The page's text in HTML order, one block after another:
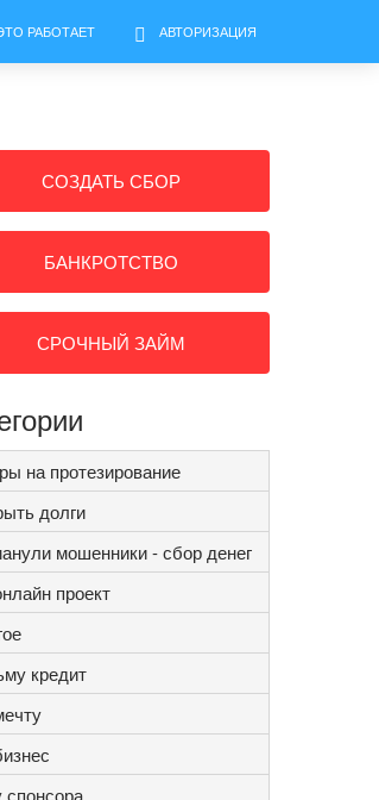
РАБОТАЕТ АВТОРИЗАЦИЯ
СОЗДАТЬ СБОР
БАНКРОТСТВО
СРОЧНЫЙ ЗАЙМ
на протезирование
долги
мошенники - сбор денег
проект
кредит